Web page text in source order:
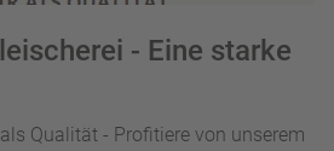
- Eine starke
Qualität - Profitiere von unserem